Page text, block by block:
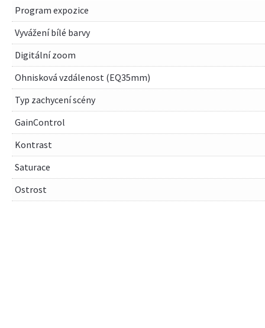
Program expozice
Vyvážení bílé barvy
Digitální zoom
Ohnisková vzdálenost (EQ35mm)
Typ zachycení scény
GainControl
Kontrast
Saturace
Ostrost